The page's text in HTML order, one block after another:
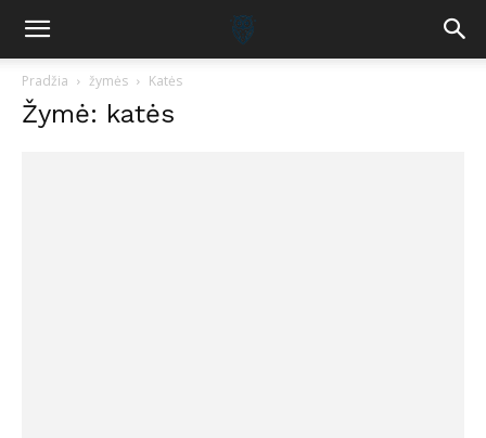
Pradžia žymės Katės
Žymė: katės